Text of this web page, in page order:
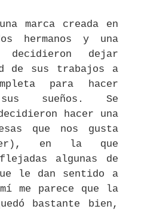
marca creada en
hermanos y una
decidieron dejar
de sus trabajos a
para hacer
sueños. Se
hacer una
que nos gusta
en la que
algunas de
le dan sentido a
me parece que la
bastante bien,